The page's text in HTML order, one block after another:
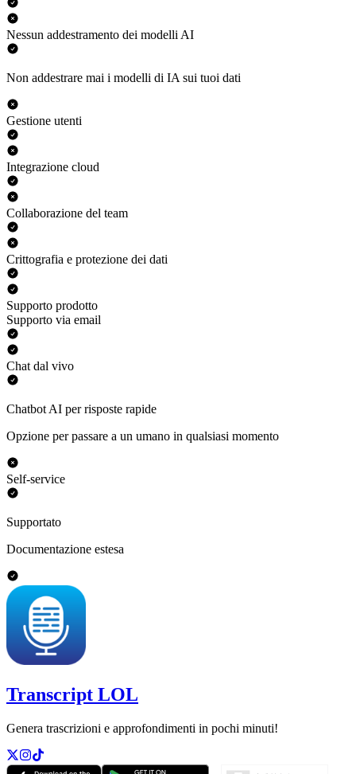
Nessun addestramento dei modelli AI
Non addestrare mai i modelli di IA sui tuoi dati
Gestione utenti
Integrazione cloud
Collaborazione del team
Crittografia e protezione dei dati
Supporto prodotto
Supporto via email
Chat dal vivo
Chatbot AI per risposte rapide
Opzione per passare a un umano in qualsiasi momento
Self-service
Supportato
Documentazione estesa
Transcript LOL
Genera trascrizioni e approfondimenti in pochi minuti!